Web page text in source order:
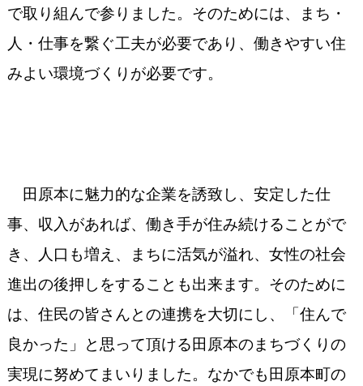
で取り組んで参りました。そのためには、まち・
人・仕事を繋ぐ工夫が必要であり、働きやすい住
みよい環境づくりが必要です。
田原本に魅力的な企業を誘致し、安定した仕
事、収入があれば、働き手が住み続けることがで
き、人口も増え、まちに活気が溢れ、女性の社会
進出の後押しをすることも出来ます。そのために
は、住民の皆さんとの連携を大切にし、「住んで
良かった」と思って頂ける田原本のまちづくりの
実現に努めてまいりました。なかでも田原本町の